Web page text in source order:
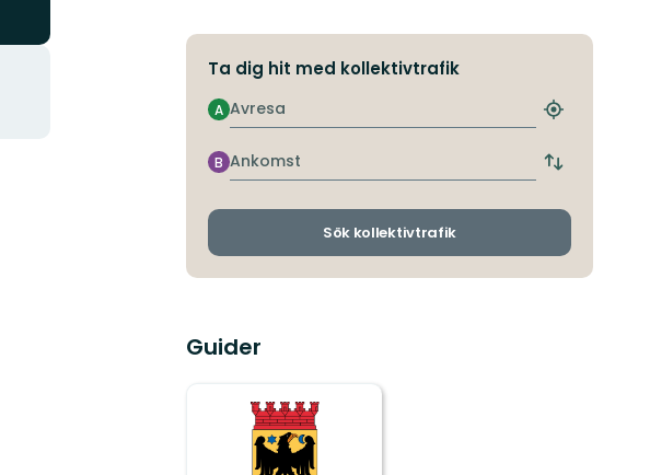
Ta dig hit med kollektivtrafik
Avresa
A
Hitta
hållplats
Ankomst
B
Byt
och
Sök kollektivtrafik
Guider